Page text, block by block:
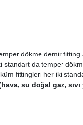
dökme demir fitting
da temper
fittingleri her iki
su doğal gaz,